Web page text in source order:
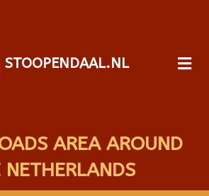
STOOPENDAAL.NL
AREA AROUND
NETHERLANDS